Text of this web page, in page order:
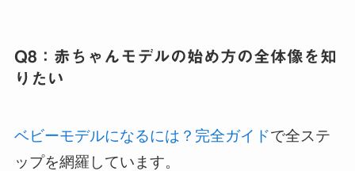
Q8：赤ちゃんモデルの始め方の全体像を知
りたい
ベビーモデルになるには？完全ガイドで全ステ
ップを網羅しています。